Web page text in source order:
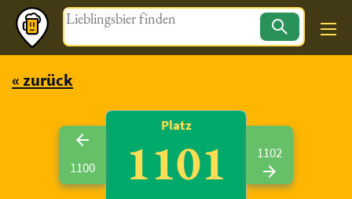
Magazin
« zurück
1100
Platz
1101 1102